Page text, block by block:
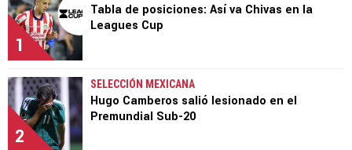
1
Tabla de posiciones: Así va Chivas en la
Leagues Cup
2
SELECCIÓN MEXICANA
Hugo Camberos salió lesionado en el
Premundial Sub-20